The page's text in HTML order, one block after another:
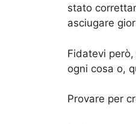
stato
asciugare
Fidatevi
ogni cosa o,
Provare per